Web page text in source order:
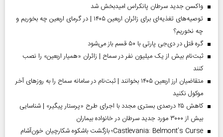
واکسن جدید سرطان پانکراس امیدبخش شد
توصیه‌های تغذیه‌ای برای زائران اربعین ۱۴۰۵ | در گرمای اربعین چه بخوریم و
چه نخوریم؟
گره قتل در دی‌جی پارتی با ۵۰ قسم باز می‌شود
ثبت‌نام بیش از یک میلیون نفر در سماح | زائران «همیار اربعین» را نصب
کنند
متقاضیان ارز اربعین ۱۴۰۵ بخوانند | ثبت‌نام در سامانه سماح را به روز‌های آخر
موکول نکنید
کاهش ۲۵ درصدی بستری مجدد با اجرای طرح «پرستار پیگیر» | شناسایی
بیش از ۳۰۰۰ مورد جدید سرطان در خانواده بیماران
Castlevania: Belmont’s Curse؛ بازگشت باشکوه شکارچیان خون‌آشام